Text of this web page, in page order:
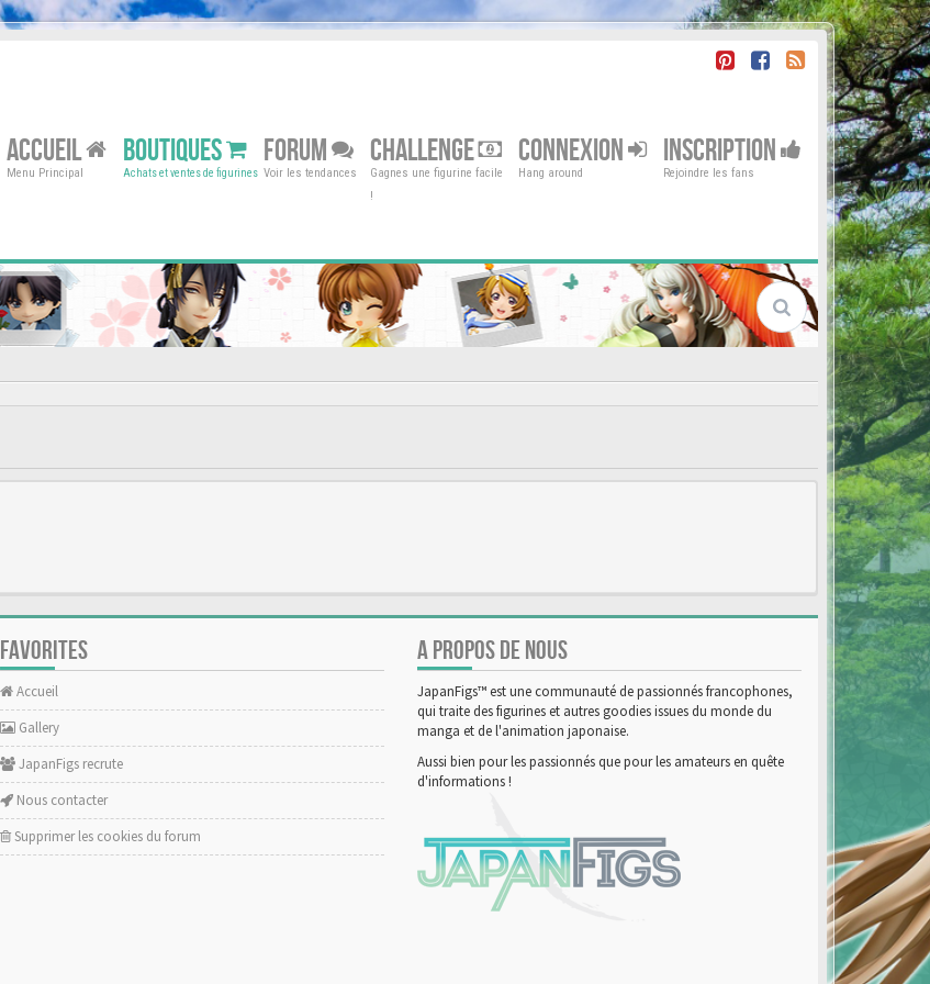
ACCUEIL
Menu Principal
BOUTIQUES
Achats et ventes de figurines
FORUM
Voir les tendances
CHALLENGE
Gagnes une figurine facile
!
CONNEXION
Hang around
INSCRIPTION
Rejoindre les fans
FAVORITES
Accueil
Gallery
JapanFigs recrute
Nous contacter
Supprimer les cookies du forum
A PROPOS DE NOUS
JapanFigs™ est une communauté de passionnés francophones,
qui traite des figurines et autres goodies issues du monde du
manga et de l'animation japonaise.
Aussi bien pour les passionnés que pour les amateurs en quête
d'informations !